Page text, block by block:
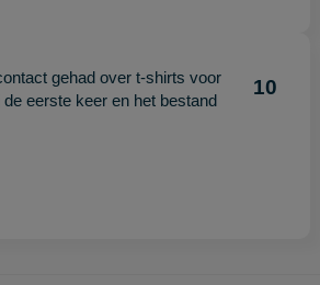
gehad over t-shirts voor
eerste keer en het bestand
10